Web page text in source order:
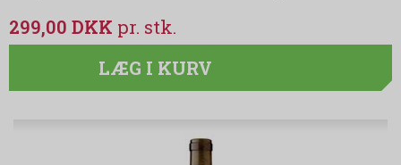
299,00 DKK
LÆG I KURV